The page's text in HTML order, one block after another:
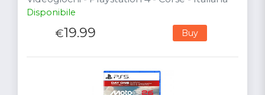
Disponibile
€19.99 Buy